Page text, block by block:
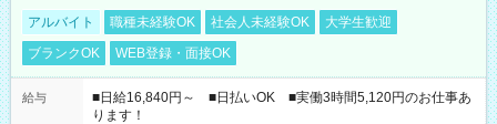
アルバイト 職種未経験OK 社会人未経験OK
大学生歓迎
ブランクOK
WEB登録・面接OK
給与
■日給16,840円～ ■日払いOK ■実働3時間5,120円のお仕事あ
ります！